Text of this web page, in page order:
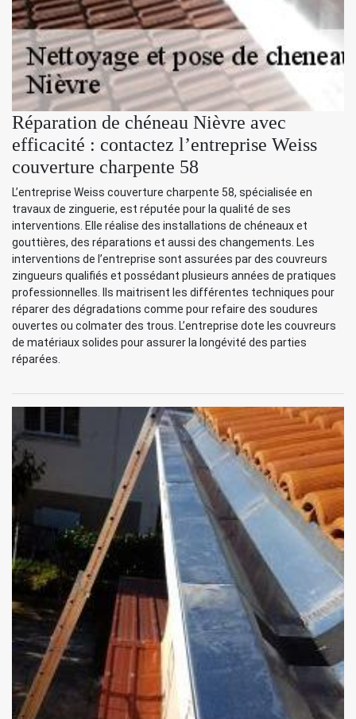
Réparation de chéneau Nièvre avec
efficacité : contactez l’entreprise Weiss
couverture charpente 58
L’entreprise Weiss couverture charpente 58, spécialisée en
travaux de zinguerie, est réputée pour la qualité de ses
interventions. Elle réalise des installations de chéneaux et
gouttières, des réparations et aussi des changements. Les
interventions de l’entreprise sont assurées par des couvreurs
zingueurs qualifiés et possédant plusieurs années de pratiques
professionnelles. Ils maitrisent les différentes techniques pour
réparer des dégradations comme pour refaire des soudures
ouvertes ou colmater des trous. L’entreprise dote les couvreurs
de matériaux solides pour assurer la longévité des parties
réparées.